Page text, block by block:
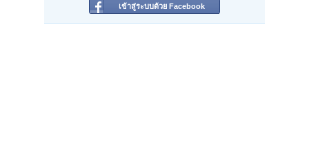
เข้าสู่ระบบด้วย Facebook